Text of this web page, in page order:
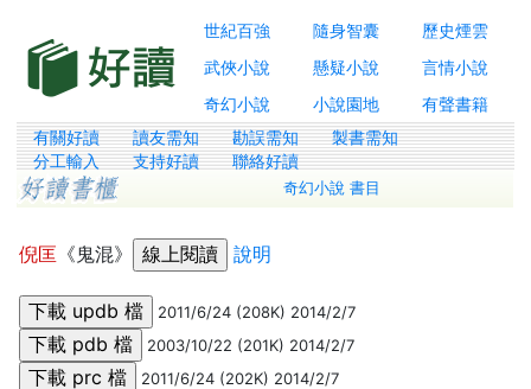
世紀百強 隨身智囊
歷史煙雲
武俠小說
懸疑小說
言情小說
奇幻小說
小說園地 有聲書籍
有關好讀 讀友需知 勘誤需知
製書需知
分工輸入
支持好讀 聯絡好讀
奇幻小說 書目
倪匡 《鬼混》 說明
2011/6/24 (208K) 2014/2/7
2003/10/22 (201K) 2014/2/7
2011/6/24 (202K) 2014/2/7